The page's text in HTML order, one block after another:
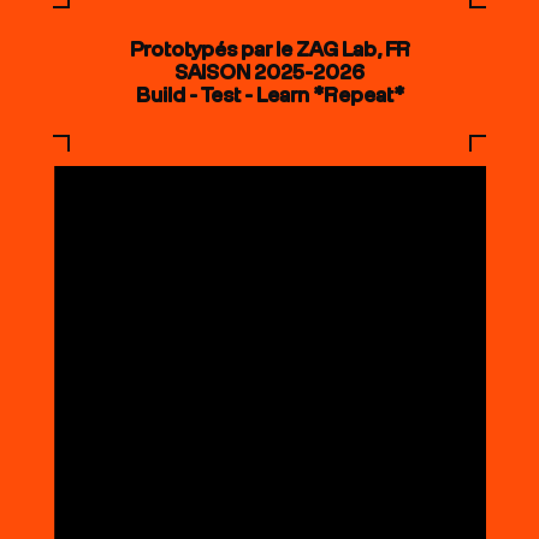
Prototypés par le ZAG Lab, FR
SAISON 2025-2026
Build - Test - Learn *Repeat*